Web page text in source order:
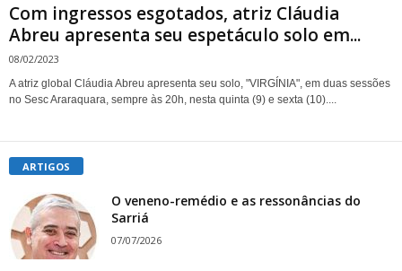
Com ingressos esgotados, atriz Cláudia
Abreu apresenta seu espetáculo solo em...
08/02/2023
A atriz global Cláudia Abreu apresenta seu solo, "VIRGÍNIA", em duas sessões
no Sesc Araraquara, sempre às 20h, nesta quinta (9) e sexta (10)....
ARTIGOS
O veneno-remédio e as ressonâncias do
Sarriá
07/07/2026